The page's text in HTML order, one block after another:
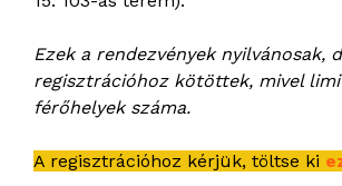
Ezek a rendezvények nyilvánosak,
regisztrációhoz kötöttek, mivel
férőhelyek száma.
A regisztrációhoz kérjük, töltse ki